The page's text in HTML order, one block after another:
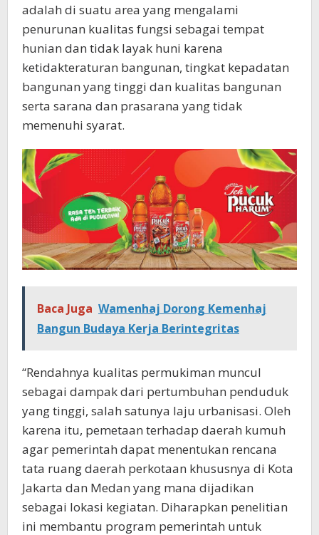
adalah di suatu area yang mengalami
penurunan kualitas fungsi sebagai tempat
hunian dan tidak layak huni karena
ketidakteraturan bangunan, tingkat kepadatan
bangunan yang tinggi dan kualitas bangunan
serta sarana dan prasarana yang tidak
memenuhi syarat.
Baca Juga Wamenhaj Dorong Kemenhaj
Bangun Budaya Kerja Berintegritas
“Rendahnya kualitas permukiman muncul
sebagai dampak dari pertumbuhan penduduk
yang tinggi, salah satunya laju urbanisasi. Oleh
karena itu, pemetaan terhadap daerah kumuh
agar pemerintah dapat menentukan rencana
tata ruang daerah perkotaan khususnya di Kota
Jakarta dan Medan yang mana dijadikan
sebagai lokasi kegiatan. Diharapkan penelitian
ini membantu program pemerintah untuk